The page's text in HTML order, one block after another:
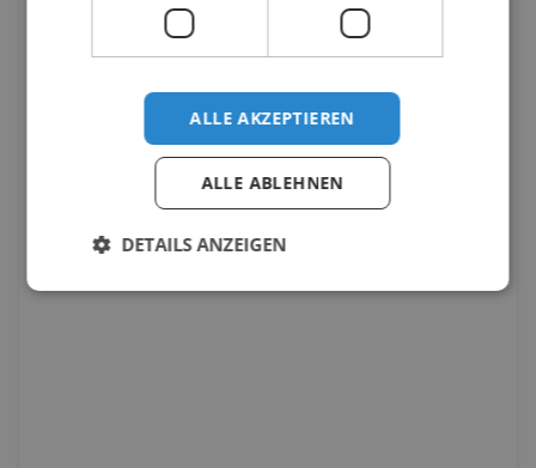
ALLE AKZEPTIEREN
ALLE ABLEHNEN
DETAILS ANZEIGEN